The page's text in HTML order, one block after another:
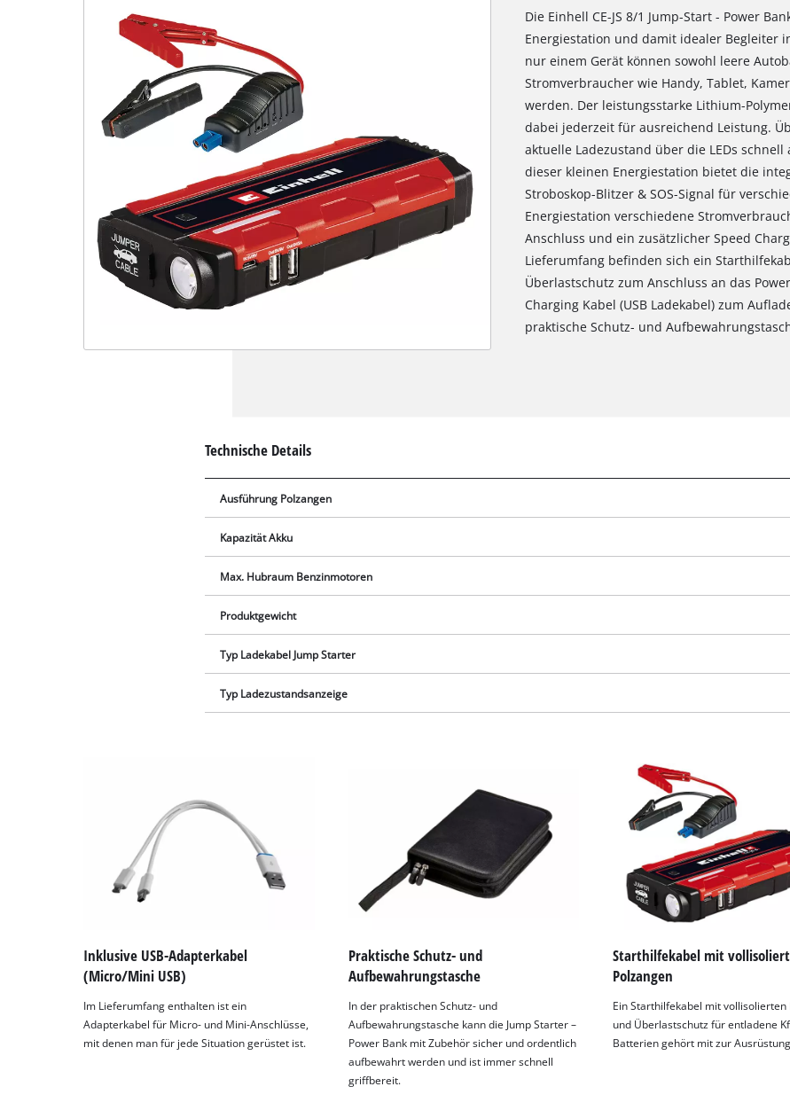
Wir benötigen deine Zustimmung, um
Google Maps laden zu können!
This content is not permitted to load due
to trackers that are not disclosed to the
visitor. The website owner needs to setup
to the list of technologies used.
Usercentrics Consent
Management Platform
Die Einhell CE-JS 8/1 Jump-Start - Power
Energiestation und damit idealer Begleiter
nur einem Gerät können sowohl leere
Stromverbraucher wie Handy, Tablet,
werden. Der leistungsstarke Lithium-
dabei jederzeit für ausreichend Leistung.
aktuelle Ladezustand über die LEDs
dieser kleinen Energiestation bietet die
Stroboskop-Blitzer & SOS-Signal für
Energiestation verschiedene
Anschluss und ein zusätzlicher Speed
Lieferumfang befinden sich ein
Überlastschutz zum Anschluss an das
Charging Kabel (USB Ladekabel) zum
praktische Schutz- und
Technische Details
Ausführung Polzangen
Kapazität Akku
Max. Hubraum Benzinmotoren
Produktgewicht
Typ Ladekabel Jump Starter
Typ Ladezustandsanzeige
Inklusive USB-Adapterkabel
(Micro/Mini USB)
Im Lieferumfang enthalten ist ein
Adapterkabel für Micro- und Mini-Anschlüsse,
mit denen man für jede Situation gerüstet ist.
Praktische Schutz- und
Aufbewahrungstasche
In der praktischen Schutz- und
Aufbewahrungstasche kann die Jump Starter –
Power Bank mit Zubehör sicher und ordentlich
aufbewahrt werden und ist immer schnell
griffbereit.
Starthilfekabel mit
Polzangen
Ein Starthilfekabel mit vollisolierten
und Überlastschutz für entladene
Batterien gehört mit zur